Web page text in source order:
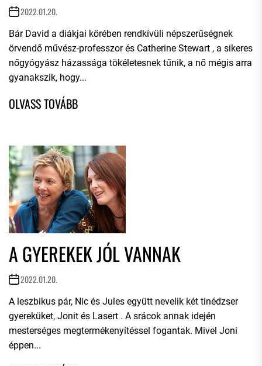
2022.01.20.
Bár David a diákjai körében rendkívüli népszerűségnek
örvendő művész-professzor és Catherine Stewart , a sikeres
nőgyógyász házassága tökéletesnek tűnik, a nő mégis arra
gyanakszik, hogy...
A GYEREKEK JÓL VANNAK
2022.01.20.
A leszbikus pár, Nic és Jules együtt nevelik két tinédzser
gyereküket, Jonit és Lasert . A srácok annak idején
mesterséges megtermékenyítéssel fogantak. Mivel Joni
éppen...